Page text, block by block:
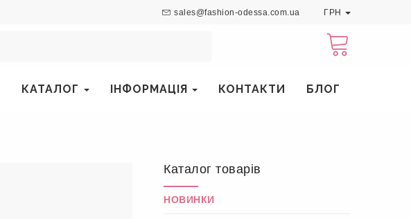
sales@fashion-odessa.com.ua ГРН
КАТАЛОГ ІНФОРМАЦІЯ КОНТАКТИ БЛОГ
Каталог товарів
НОВИНКИ